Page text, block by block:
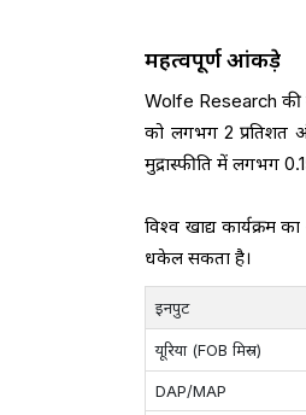
महत्वपूर्ण आंकड़े
Wolfe Research की
को लगभग 2 प्रतिशत
मुद्रास्फीति में लगभग
विश्व खाद्य
धकेल सकता है।
इनपुट
यूरिया (FOB मिस्र)
DAP/MAP